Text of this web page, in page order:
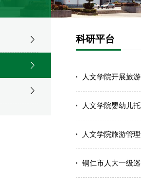
科研平台
人文学院开展旅
人文学院婴幼儿
人文学院旅游管
铜仁市人大一级